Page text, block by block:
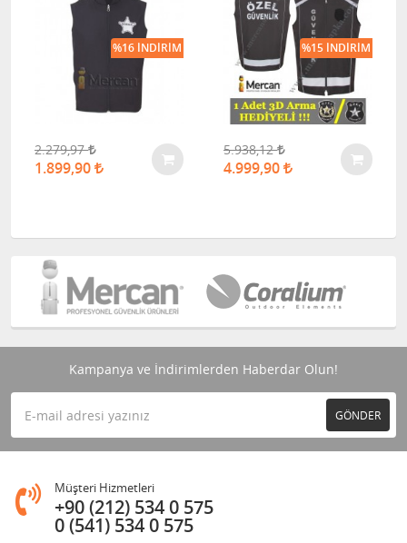
2.279,97
1.899,90
%16 İNDIRIM
5.938,12
4.999,90
%15 İNDIRIM
Kampanya ve İndirimlerden Haberdar Olun!
GÖNDER
Müşteri Hizmetleri
+90 (212) 534 0 575
0 (541) 534 0 575